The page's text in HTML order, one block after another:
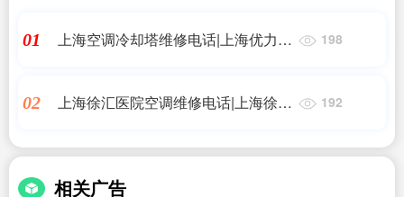
01
上海空调冷却塔维修电话|上海优力精
198
02
上海徐汇医院空调维修电话|上海徐汇
电话
192
相关广告